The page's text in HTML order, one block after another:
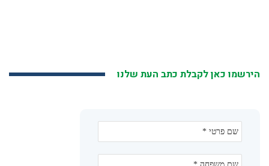
הירשמו כאן לקבלת כתב העת שלנו